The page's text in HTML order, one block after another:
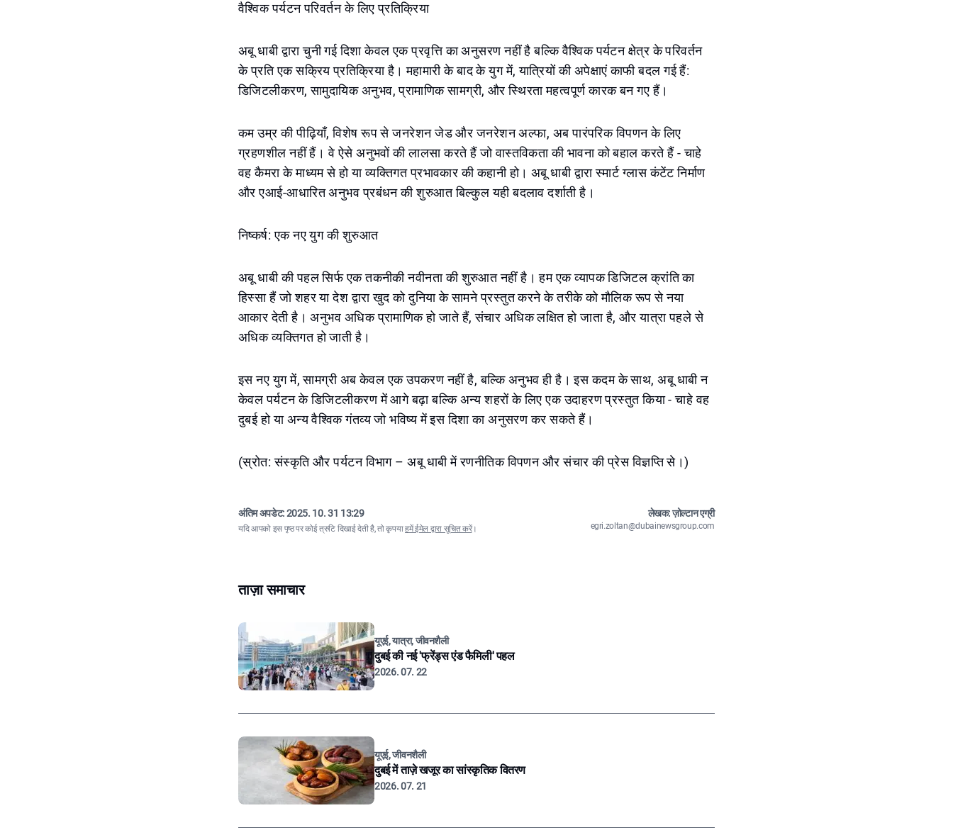
वैश्विक पर्यटन परिवर्तन के लिए प्रतिक्रिया
अबू धाबी द्वारा चुनी गई दिशा केवल एक प्रवृत्ति का अनुसरण नहीं है बल्कि वैश्विक पर्यटन क्षेत्र के परिवर्तन
के प्रति एक सक्रिय प्रतिक्रिया है। महामारी के बाद के युग में, यात्रियों की अपेक्षाएं काफी बदल गई हैं:
डिजिटलीकरण, सामुदायिक अनुभव, प्रामाणिक सामग्री, और स्थिरता महत्वपूर्ण कारक बन गए हैं।
कम उम्र की पीढ़ियाँ, विशेष रूप से जनरेशन जेड और जनरेशन अल्फा, अब पारंपरिक विपणन के लिए
ग्रहणशील नहीं हैं। वे ऐसे अनुभवों की लालसा करते हैं जो वास्तविकता की भावना को बहाल करते हैं - चाहे
वह कैमरा के माध्यम से हो या व्यक्तिगत प्रभावकार की कहानी हो। अबू धाबी द्वारा स्मार्ट ग्लास कंटेंट निर्माण
और एआई-आधारित अनुभव प्रबंधन की शुरुआत बिल्कुल यही बदलाव दर्शाती है।
निष्कर्ष: एक नए युग की शुरुआत
अबू धाबी की पहल सिर्फ एक तकनीकी नवीनता की शुरुआत नहीं है। हम एक व्यापक डिजिटल क्रांति का
हिस्सा हैं जो शहर या देश द्वारा खुद को दुनिया के सामने प्रस्तुत करने के तरीके को मौलिक रूप से नया
आकार देती है। अनुभव अधिक प्रामाणिक हो जाते हैं, संचार अधिक लक्षित हो जाता है, और यात्रा पहले से
अधिक व्यक्तिगत हो जाती है।
इस नए युग में, सामग्री अब केवल एक उपकरण नहीं है, बल्कि अनुभव ही है। इस कदम के साथ, अबू धाबी न
केवल पर्यटन के डिजिटलीकरण में आगे बढ़ा बल्कि अन्य शहरों के लिए एक उदाहरण प्रस्तुत किया - चाहे वह
दुबई हो या अन्य वैश्विक गंतव्य जो भविष्य में इस दिशा का अनुसरण कर सकते हैं।
(स्रोत: संस्कृति और पर्यटन विभाग – अबू धाबी में रणनीतिक विपणन और संचार की प्रेस विज्ञप्ति से।)
अंतिम अपडेट:2025. 10. 31 13:29
यदि आपको इस पृष्ठ पर कोई त्रुटि दिखाई देती है, तो कृपयाहमें ईमेल द्वारा सूचित करें।
लेखक: ज़ोल्टान एग्री
egri.zoltan@dubainewsgroup.com
ताज़ा समाचार
यूएई, यात्रा, जीवनशैली
दुबई की नई 'फ्रेंड्स एंड फैमिली' पहल
2026. 07. 22
यूएई, जीवनशैली
दुबई में ताज़े खजूर का सांस्कृतिक वितरण
2026. 07. 21